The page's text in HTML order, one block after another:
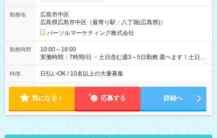
勤務地
広島市中区
広島県広島市中区（最寄り駅：八丁堀(広島県)）
パーソルマーケティング株式会社
勤務時間
10:00～18:00
実働時間：7時間/日 ・土日含む週3～5日勤務 選べます！土日も
休みやすい！ ・残業は有りません！
特徴 日払いOK / 10名以上の大量募集
気になる！ 応募する 詳細へ